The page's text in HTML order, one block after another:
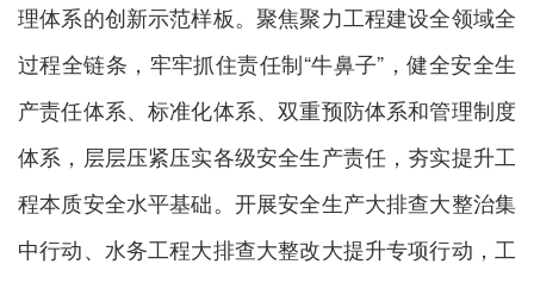
理体系的创新示范样板。聚焦聚力工程建设全领域全
过程全链条，牢牢抓住责任制“牛鼻子”，健全安全生
产责任体系、标准化体系、双重预防体系和管理制度
体系，层层压紧压实各级安全生产责任，夯实提升工
程本质安全水平基础。开展安全生产大排查大整治集
中行动、水务工程大排查大整改大提升专项行动，工